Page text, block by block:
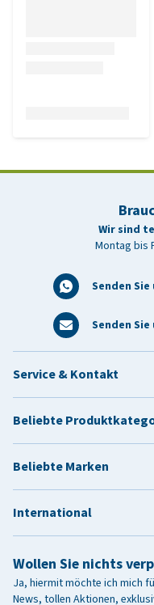
Wir sind
Montag bis
Senden
Senden Sie
Wollen Sie nichts
Ja, hiermit möchte ich mich
News, tollen Aktionen,
Service & Kontakt
Beliebte
Beliebte Marken
International